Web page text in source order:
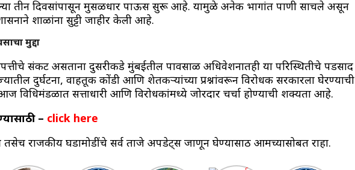
तीन दिवसांपासून मुसळधार पाऊस सुरू आहे. यामुळे अनेक भागांत पाणी साचले असून
शाळांना सुट्टी जाहीर केली आहे.
मुद्दा
संकट असताना दुसरीकडे मुंबईतील पावसाळी अधिवेशनातही या परिस्थितीचे पडसाद
दुर्घटना, वाहतूक कोंडी आणि शेतकऱ्यांच्या प्रश्नांवरून विरोधक सरकारला घेरण्याची
सत्ताधारी आणि विरोधकांमध्ये जोरदार चर्चा होण्याची शक्यता आहे.
– click here
तसेच राजकीय घडामोडींचे सर्व ताजे अपडेट्स जाणून घेण्यासाठी आमच्यासोबत राहा.